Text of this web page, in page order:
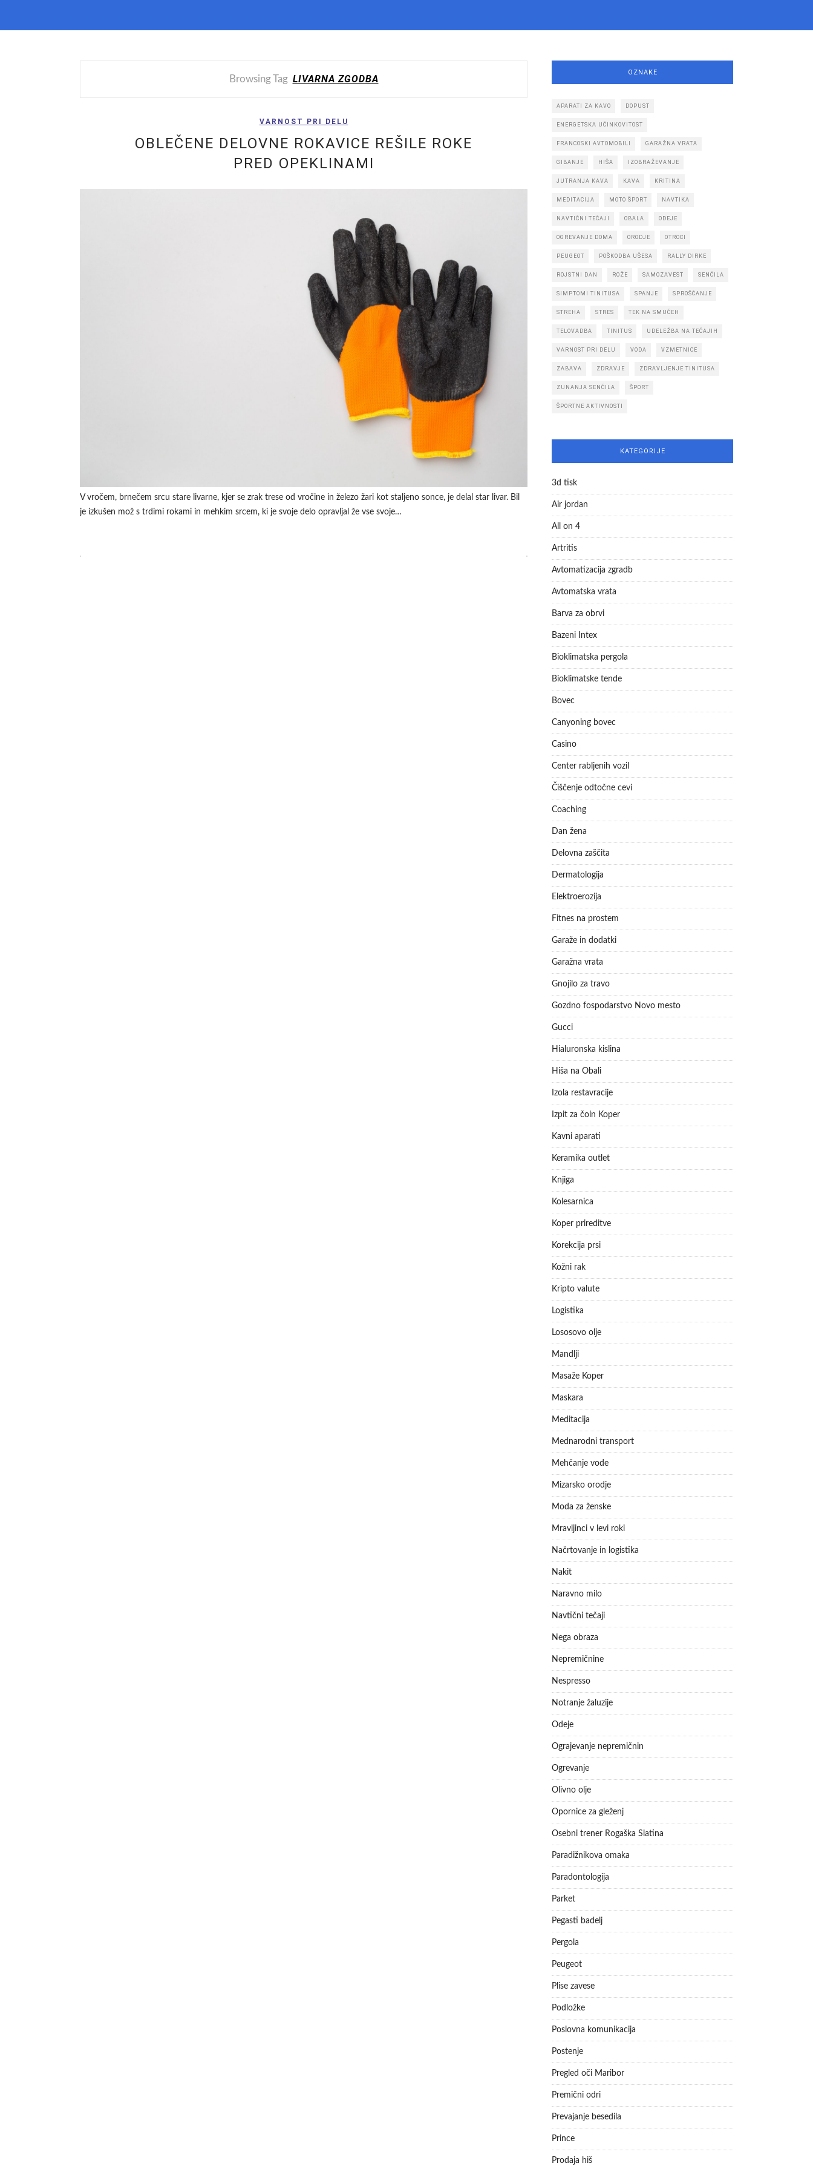
Browsing Tag LIVARNA ZGODBA
VARNOST PRI DELU
OBLEČENE DELOVNE ROKAVICE REŠILE ROKE
PRED OPEKLINAMI
V vročem, brnečem srcu stare livarne, kjer se zrak trese od vročine in železo žari kot staljeno sonce, je delal star livar. Bil
je izkušen mož s trdimi rokami in mehkim srcem, ki je svoje delo opravljal že vse svoje…
OZNAKE
APARATI ZA KAVO DOPUST
ENERGETSKA UČINKOVITOST
FRANCOSKI AVTOMOBILI GARAŽNA VRATA
GIBANJE HIŠA IZOBRAŽEVANJE
JUTRANJA KAVA KAVA KRITINA
MEDITACIJA MOTO ŠPORT NAVTIKA
NAVTIČNI TEČAJI OBALA ODEJE
OGREVANJE DOMA ORODJE OTROCI
PEUGEOT POŠKODBA UŠESA RALLY DIRKE
ROJSTNI DAN ROŽE SAMOZAVEST SENČILA
SIMPTOMI TINITUSA SPANJE SPROŠČANJE
STREHA STRES TEK NA SMUČEH
TELOVADBA TINITUS UDELEŽBA NA TEČAJIH
VARNOST PRI DELU VODA VZMETNICE
ZABAVA ZDRAVJE ZDRAVLJENJE TINITUSA
ZUNANJA SENČILA ŠPORT
ŠPORTNE AKTIVNOSTI
KATEGORIJE
3d tisk
Air jordan
All on 4
Artritis
Avtomatizacija zgradb
Avtomatska vrata
Barva za obrvi
Bazeni Intex
Bioklimatska pergola
Bioklimatske tende
Bovec
Canyoning bovec
Casino
Center rabljenih vozil
Čiščenje odtočne cevi
Coaching
Dan žena
Delovna zaščita
Dermatologija
Elektroerozija
Fitnes na prostem
Garaže in dodatki
Garažna vrata
Gnojilo za travo
Gozdno fospodarstvo Novo mesto
Gucci
Hialuronska kislina
Hiša na Obali
Izola restavracije
Izpit za čoln Koper
Kavni aparati
Keramika outlet
Knjiga
Kolesarnica
Koper prireditve
Korekcija prsi
Kožni rak
Kripto valute
Logistika
Lososovo olje
Mandlji
Masaže Koper
Maskara
Meditacija
Mednarodni transport
Mehčanje vode
Mizarsko orodje
Moda za ženske
Mravljinci v levi roki
Načrtovanje in logistika
Nakit
Naravno milo
Navtični tečaji
Nega obraza
Nepremičnine
Nespresso
Notranje žaluzije
Odeje
Ograjevanje nepremičnin
Ogrevanje
Olivno olje
Opornice za gleženj
Osebni trener Rogaška Slatina
Paradižnikova omaka
Paradontologija
Parket
Pegasti badelj
Pergola
Peugeot
Plise zavese
Podložke
Poslovna komunikacija
Postenje
Pregled oči Maribor
Premični odri
Prevajanje besedila
Prince
Prodaja hiš